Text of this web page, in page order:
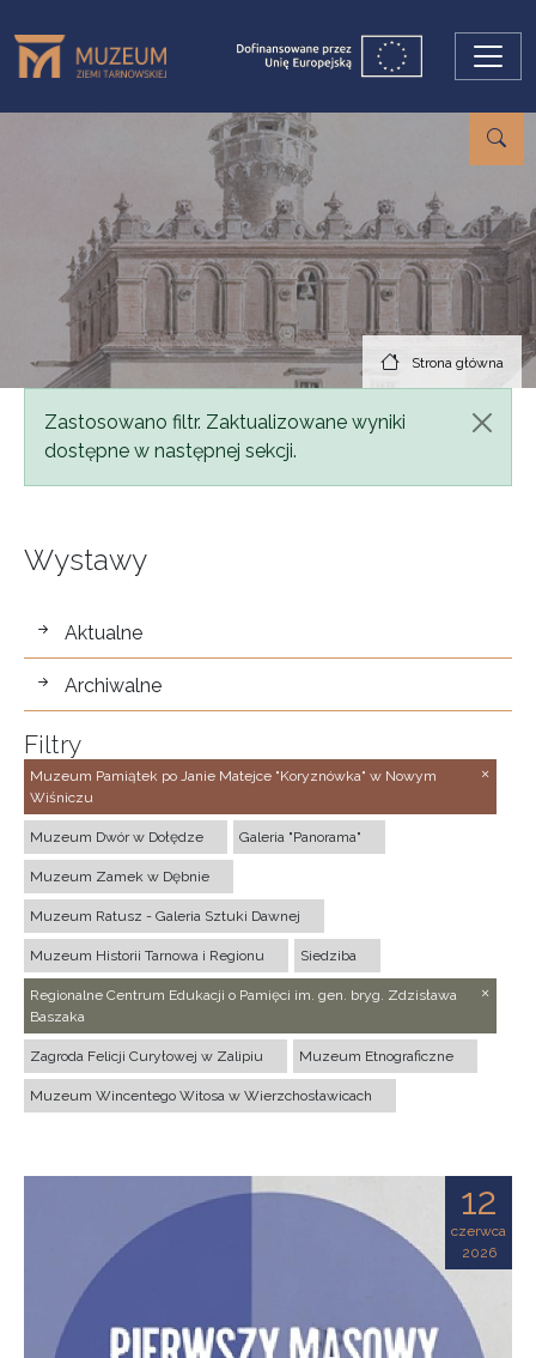
Strona główna
Komunikat
Zastosowano filtr. Zaktualizowane wyniki
dostępne w następnej sekcji.
Wystawy
wystawy
Aktualne
Archiwalne
Filtry
Muzeum Pamiątek po Janie Matejce "Koryznówka" w Nowym
Wiśniczu
Muzeum Dwór w Dołędze Galeria "Panorama"
Muzeum Zamek w Dębnie
Muzeum Ratusz - Galeria Sztuki Dawnej
Muzeum Historii Tarnowa i Regionu Siedziba
Regionalne Centrum Edukacji o Pamięci im. gen. bryg. Zdzisława
Baszaka
Zagroda Felicji Curyłowej w Zalipiu Muzeum Etnograficzne
Muzeum Wincentego Witosa w Wierzchosławicach
12
czerwca
2026